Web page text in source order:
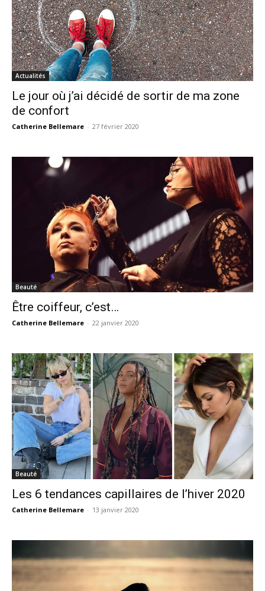
Actualités
Le jour où j’ai décidé de sortir de ma zone
de confort
Catherine Bellemare - 27 février 2020
Beauté
Être coiffeur, c’est…
Catherine Bellemare - 22 janvier 2020
Beauté
Les 6 tendances capillaires de l’hiver 2020
Catherine Bellemare - 13 janvier 2020